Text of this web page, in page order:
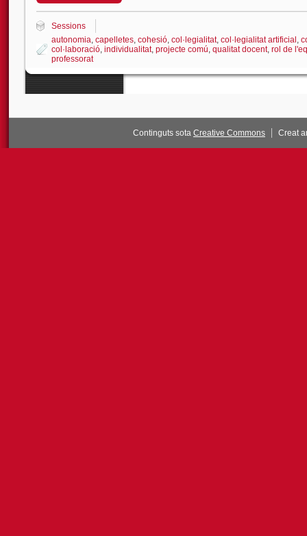
Sessions
autonomia capelletes cohesió col·legialitat, col·legialitat artificial
col·laboració individualitat, projecte comú qualitat docent, rol de
professorat
Continguts sota Creative Commons Creat